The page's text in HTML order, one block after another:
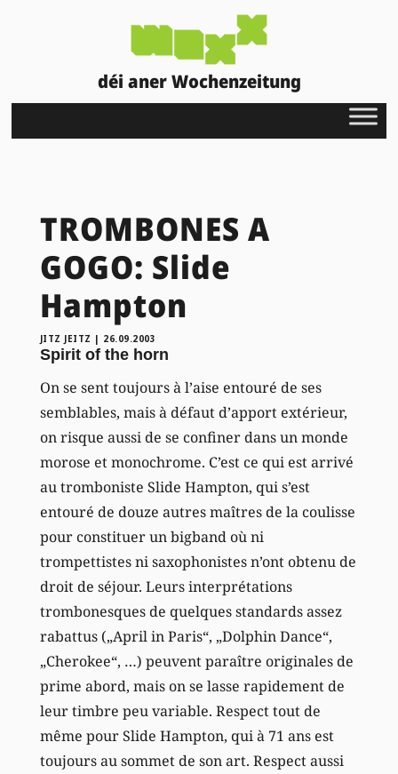
déi aner Wochenzeitung
TROMBONES A
GOGO: Slide
Hampton
JITZ JEITZ | 26.09.2003
Spirit of the horn
On se sent toujours à l’aise entouré de ses
semblables, mais à défaut d’apport extérieur,
on risque aussi de se confiner dans un monde
morose et monochrome. C’est ce qui est arrivé
au tromboniste Slide Hampton, qui s’est
entouré de douze autres maîtres de la coulisse
pour constituer un bigband où ni
trompettistes ni saxophonistes n’ont obtenu de
droit de séjour. Leurs interprétations
trombonesques de quelques standards assez
rabattus („April in Paris“, „Dolphin Dance“,
„Cherokee“, …) peuvent paraître originales de
prime abord, mais on se lasse rapidement de
leur timbre peu variable. Respect tout de
même pour Slide Hampton, qui à 71 ans est
toujours au sommet de son art. Respect aussi